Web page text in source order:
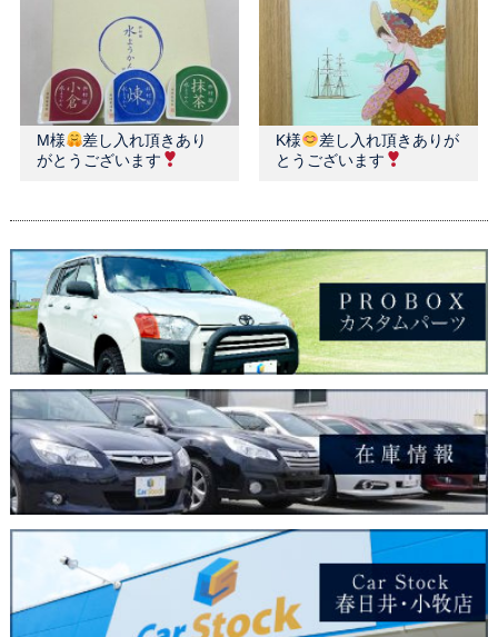
M様
差し入れ頂きあり
がとうございます
K様
差し入れ頂きありが
とうございます